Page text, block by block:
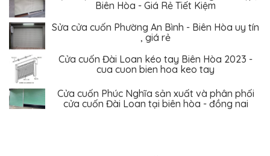
, giá rẻ
cua cuon bien hoa keo tay
cửa cuốn Đài Loan tại biên hòa - đồng nai